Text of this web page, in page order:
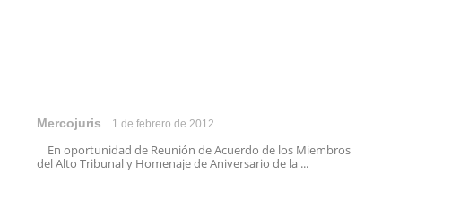
Mercojuris 1 de febrero de 2012
En oportunidad de Reunión de Acuerdo de los Miembros
del Alto Tribunal y Homenaje de Aniversario de la ...